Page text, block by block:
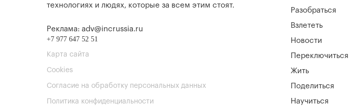
технологиях и людях, которые за всем этим стоят.
Реклама: adv@incrussia.ru
+7 977 647 52 51
Карта сайта
Cookies
Согласие на обработку персональных данных
Политика конфиденциальности
Разобраться
Взлететь
Новости
Переключиться
Жить
Поделиться
Научиться